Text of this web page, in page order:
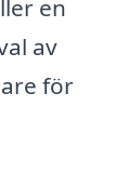
en
av
för